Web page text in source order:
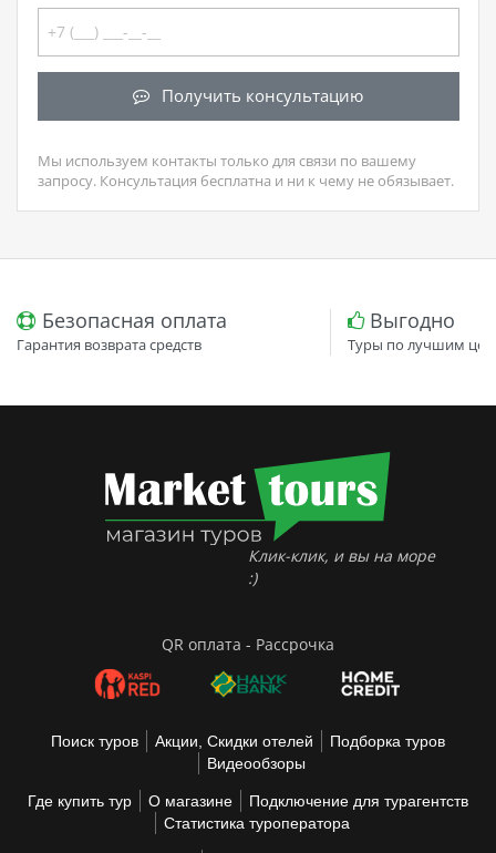
Получить консультацию
Мы используем контакты только для связи по вашему
запросу. Консультация бесплатна и ни к чему не обязывает.
Безопасная оплата
Гарантия возврата средств
Выгодно
Туры по лучшим
Клик-клик, и вы на море
:)
QR оплата - Рассрочка
Поиск туров Акции, Скидки отелей
Подборка туров
Видеообзоры
Где купить тур О магазине
Подключение для турагентств
Статистика туроператора